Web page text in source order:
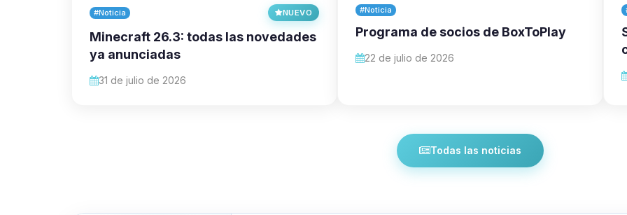
#Noticia NUEVO
Minecraft 26.3: todas las novedades
ya anunciadas
31 de julio de 2026
#Noticia
Programa de socios de BoxToPlay
22 de julio de 2026
Todas las noticias